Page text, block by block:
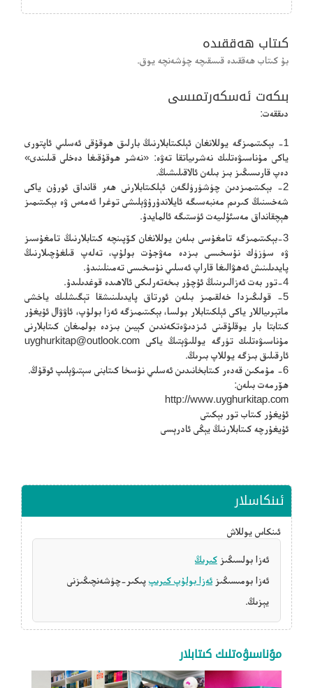
كىتاب ھەققىدە
بۇ كىتاب ھەققىدە قىسقىچە چۈشەنچە يوق.
بىكەت ئەسكەرتمىسى
دىققەت:
1- بېكىتىمىزگە يوللانغان ئېلكىتابلارنىڭ بارلىق ھوقۇقى ئەسلىي ئاپتورى
ياكى مۇناسىۋەتلىك نەشرىياتقا تەۋە: «نەشر ھوقۇقىغا دەخلى قىلىندى»
دەپ قارىسىڭىز بىز بىلەن ئالاقىلىشىڭ.
2- بېكىتىمىزدىن چۈشۈرۈلگەن ئېلكىتابلارنى ھەر قانداق ئورۇن ياكى
شەخسنىڭ كىرىم مەنبەسىگە ئايلاندۇرۇۋېلىشى توغرا ئەمەس ۋە بېكىتىمىز
ھېچقانداق مەسئۇلىيەت ئۈستىگە ئالمايدۇ.
3-بېكىتىمىزگە تامغۇسى بىلەن يوللانغان كۆپىنچە كىتابلارنىڭ تامغۇسىز
ۋە سۈزۈك نۇسخىسى بىزدە مەۋجۇت بولۇپ، تەلەپ قىلغۇچىلارنىڭ
پايدىلىنىش ئەھۋالىغا قاراپ ئەسلىي نۇسخىسى تەمىنلىنىدۇ.
4-تور بەت ئەزالىرىنىڭ ئۇچۇر بىخەتەرلىكى ئالاھىدە قوغدىلىدۇ.
5- قولىڭىزدا خەلقىمىز بىلەن ئورتاق پايدىلىنىشقا تېگىشلىك ياخشى
ماتېرىياللار ياكى ئېلكىتابلار بولسا، بېكىتىمىزگە ئەزا بولۇپ، ئاۋۋال ئۇيغۇر
كىتابتا بار يوقلۇقىنى ئىزدىۋەتكەندىن كېيىن بىزدە بولمىغان كىتابلارنى
مۇناسىۋەتلىك تۈرگە يوللىۋېتىڭ ياكى uyghurkitap@outlook.com
ئارقىلىق بىزگە يوللاپ بىرىڭ.
6- مۇمكىن قەدەر كىتابخانىدىن ئەسلىي نۇسخا كىتابنى سېتىۋېلىپ ئوقۇڭ.
ھۆرمەت بىلەن:
http://www.uyghurkitap.com
ئۇيغۇر كىتاب تور بېكىتى
ئۇيغۇرچە كىتابلارنىڭ يېڭى ئادرېسى
ئىنكاسلار
ئىنكاس يوللاش
ئەزا بولسىڭىز كىرىڭ
ئەزا بومىسىڭىز ئەزا بولۇپ كىرىپ پىكىر-چۈشەنچىڭىزنى
يېزىڭ.
مۇناسىۋەتلىك كىتابلار